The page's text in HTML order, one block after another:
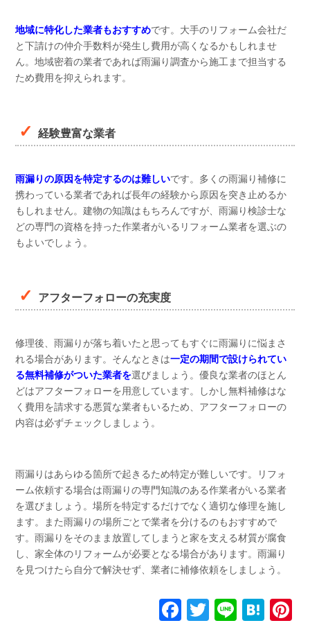
地域に特化した業者もおすすめです。大手のリフォーム会社だ
と下請けの仲介手数料が発生し費用が高くなるかもしれませ
ん。地域密着の業者であれば雨漏り調査から施工まで担当する
ため費用を抑えられます。
経験豊富な業者
雨漏りの原因を特定するのは難しいです。多くの雨漏り補修に
携わっている業者であれば長年の経験から原因を突き止めるか
もしれません。建物の知識はもちろんですが、雨漏り検診士な
どの専門の資格を持った作業者がいるリフォーム業者を選ぶの
もよいでしょう。
アフターフォローの充実度
修理後、雨漏りが落ち着いたと思ってもすぐに雨漏りに悩まさ
れる場合があります。そんなときは一定の期間で設けられてい
る無料補修がついた業者を選びましょう。優良な業者のほとん
どはアフターフォローを用意しています。しかし無料補修はな
く費用を請求する悪質な業者もいるため、アフターフォローの
内容は必ずチェックしましょう。
雨漏りはあらゆる箇所で起きるため特定が難しいです。リフォ
ーム依頼する場合は雨漏りの専門知識のある作業者がいる業者
を選びましょう。場所を特定するだけでなく適切な修理を施し
ます。また雨漏りの場所ごとで業者を分けるのもおすすめで
す。雨漏りをそのまま放置してしまうと家を支える材質が腐食
し、家全体のリフォームが必要となる場合があります。雨漏り
を見つけたら自分で解決せず、業者に補修依頼をしましょう。
F
T
Li
H